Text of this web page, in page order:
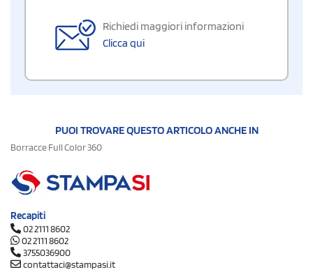
Richiedi maggiori informazioni
Clicca qui
PUOI TROVARE QUESTO ARTICOLO ANCHE IN
Borracce Full Color 360
Recapiti
02 2111 8602
02 2111 8602
3755036900
contattaci@stampasi.it